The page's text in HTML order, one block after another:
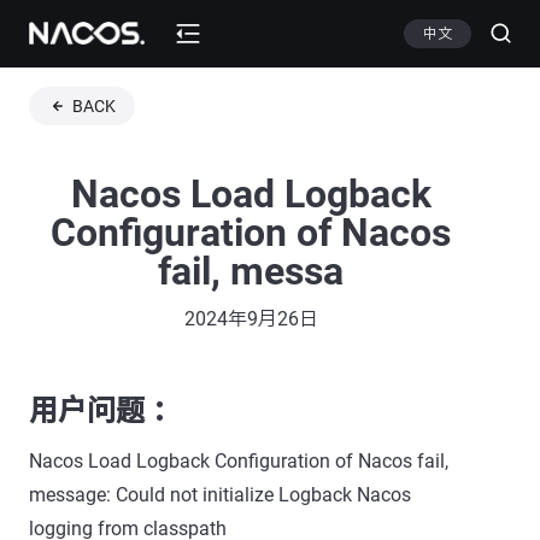
中文
BACK
Nacos Load Logback
Configuration of Nacos
fail, messa
2024年9月26日
用户问题 ：
Nacos Load Logback Configuration of Nacos fail,
message: Could not initialize Logback Nacos
logging from classpath